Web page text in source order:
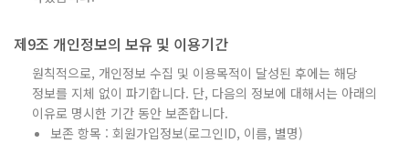
제9조 개인정보의 보유 및 이용기간
원칙적으로, 개인정보 수집 및 이용목적이 달성된 후에는 해당
정보를 지체 없이 파기합니다. 단, 다음의 정보에 대해서는 아래의
이유로 명시한 기간 동안 보존합니다.
보존 항목 : 회원가입정보(로그인ID, 이름, 별명)